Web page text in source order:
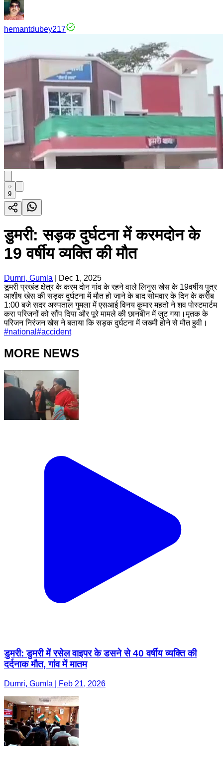
hemantdubey217
9
डुमरी: सड़क दुर्घटना में करमदोन के
19 वर्षीय व्यक्ति की मौत
Dumri, Gumla
Dec 1, 2025
डूमरी प्रखंड क्षेत्र के करम दोन गांव के रहने वाले लिनुस खेस के 19वर्षीय पुत्र
आशीष खेस की सड़क दुर्घटना में मौत हो जाने के बाद सोमवार के दिन के करीब
1:00 बजे सदर अस्पताल गुमला में एसआई विनय कुमार महतो ने शव पोस्टमार्टम
करा परिजनों को सौंप दिया और पूरे मामले की छानबीन में जुट गया।मृतक के
परिजन निरंजन खेस ने बताया कि सड़क दुर्घटना में जख्मी होने से मौत हुवी।
#national #accident
MORE NEWS
डुमरी: डुमरी में रसेल वाइपर के डसने से 40 वर्षीय व्यक्ति की
दर्दनाक मौत, गांव में मातम
Dumri, Gumla | Feb 21, 2026